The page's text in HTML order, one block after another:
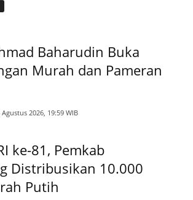
Baharudin Buka
Murah dan Pameran
Agustus 2026, 19:59 WIB
ke-81, Pemkab
Distribusikan 10.000
Putih